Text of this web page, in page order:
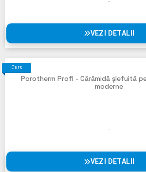
VEZI DETALII
Curs
Porotherm Profi - Cărămidă șlefuită
moderne
VEZI DETALII